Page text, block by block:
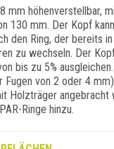
mm höhenverstellbar,
130 mm. Der Kopf
den Ring, der bereits
zu wechseln. Der
bis zu 5%
von 2 oder 4
Holzträger angebracht
Ringe hinzu.